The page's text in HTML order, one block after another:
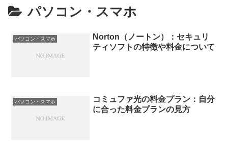
パソコン・スマホ
パソコン・スマホ
Norton（ノートン）：セキュリ
ティソフトの特徴や料金について
パソコン・スマホ
コミュファ光の料金プラン：自分
に合った料金プランの見方